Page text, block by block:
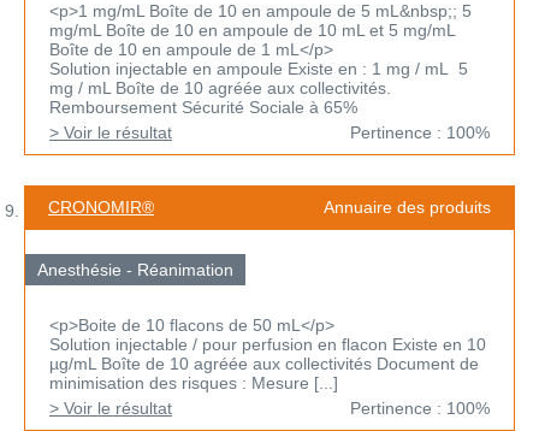
<p>1 mg/mL Boîte de 10 en ampoule de 5 mL&nbsp;; 5
mg/mL Boîte de 10 en ampoule de 10 mL et 5 mg/mL
Boîte de 10 en ampoule de 1 mL</p>
Solution injectable en ampoule Existe en : 1 mg / mL 5
mg / mL Boîte de 10 agréée aux collectivités.
Remboursement Sécurité Sociale à 65%
> Voir le résultat
Pertinence : 100%
CRONOMIR® Annuaire des produits
Anesthésie - Réanimation
<p>Boite de 10 flacons de 50 mL</p>
Solution injectable / pour perfusion en flacon Existe en 10
µg/mL Boîte de 10 agréée aux collectivités Document de
minimisation des risques : Mesure [...]
> Voir le résultat
Pertinence : 100%